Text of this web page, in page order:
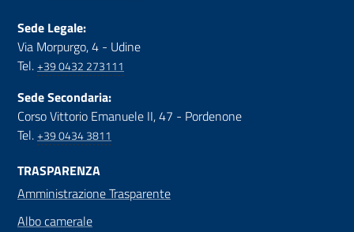
Sede Legale:
Via Morpurgo, 4 - Udine
Tel.+39 0432 273111
Sede Secondaria:
Corso Vittorio Emanuele II, 47 - Pordenone
Tel.+39 0434 3811
TRASPARENZA
Amministrazione Trasparente
Albo camerale